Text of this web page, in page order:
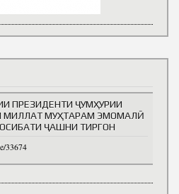
ПРЕЗИДЕНТИ ҶУМҲУРИИ
МИЛЛАТ МУҲТАРАМ ЭМОМАЛӢ
ҶАШНИ ТИРГОН
33674